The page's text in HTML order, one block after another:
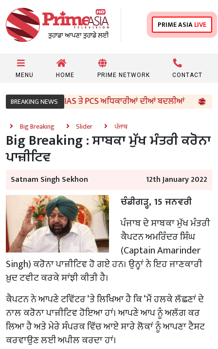
PRIME ASIALIVE
MENU HOME PRIME NETWORK CONTACT
BREAKING NEWS
ਵੱਲੋਂ 96 IAS ਤੇ PCS ਅਧਿਕਾਰੀਆਂ ਦੀਆਂ ਬਦਲੀਆਂ
Big Breaking Slider ਪੰਜਾਬ
Big Breaking : ਸਾਬਕਾ ਮੁੱਖ ਮੰਤਰੀ ਕਰੋਨਾ
ਪਾਜ਼ੀਟਿਵ
Satnam Singh Sekhon 12th January 2022
ਚੰਡੀਗੜ੍ਹ, 15 ਜਨਵਰੀ
ਪੰਜਾਬ ਦੇ ਸਾਬਕਾ ਮੁੱਖ ਮੰਤਰੀ
ਕੈਪਟਨ ਅਮਰਿੰਦਰ ਸਿੰਘ
(Captain Amarinder
Singh) ਕਰੋਨਾ ਪਾਜ਼ੀਟਿਵ ਹੋ ਗਏ ਹਨ। ਉਨ੍ਹਾਂ ਨੇ ਇਹ ਜਾਣਕਾਰੀ
ਖ਼ੁਦ ਟਵੀਟ ਕਰਕੇ ਸਾਂਝੀ ਕੀਤੀ ਹੈ।
ਕੈਪਟਨ ਨੇ ਆਪਣੇ ਟਵਿੱਟਰ ‘ਤੇ ਲਿਖਿਆ ਹੈ ਕਿ ‘ਮੈਂ ਹਲਕੇ ਲੱਛਣਾਂ ਦੇ
ਨਾਲ ਕਰੋਨਾ ਪਾਜ਼ੀਟਿਵ ਹੋਇਆ ਹਾਂ। ਆਪਣੇ ਆਪ ਨੂੰ ਅਲੱਗ ਕਰ
ਲਿਆ ਹੈ ਅਤੇ ਮੇਰੇ ਸੰਪਰਕ ਵਿੱਚ ਆਏ ਸਾਰੇ ਲੋਕਾਂ ਨੂੰ ਆਪਣਾ ਟੈਸਟ
ਕਰਵਾਉਣ ਲਈ ਅਪੀਲ ਕਰਦਾ ਹਾਂ।